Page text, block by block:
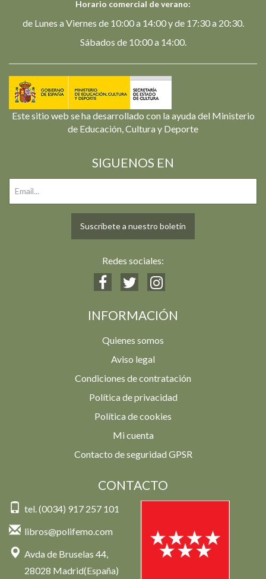
Horario comercial de verano:
de Lunes a Viernes de 10:00 a 14:00 y de 17:30 a 20:30.
Sábados de 10:00 a 14:00.
Este sitio web se ha desarrollado con la ayuda del Ministerio
de Educación, Cultura y Deporte
SIGUENOS EN
Suscríbete a nuestro boletín
Redes sociales:
INFORMACIÓN
Quienes somos
Aviso legal
Condiciones de contratación
Política de privacidad
Política de cookies
Mi cuenta
Contacto de seguridad GPSR
CONTACTO
tel. (0034) 917 257 101
libros@polifemo.com
Avda de Bruselas 44,
28028 Madrid(España)